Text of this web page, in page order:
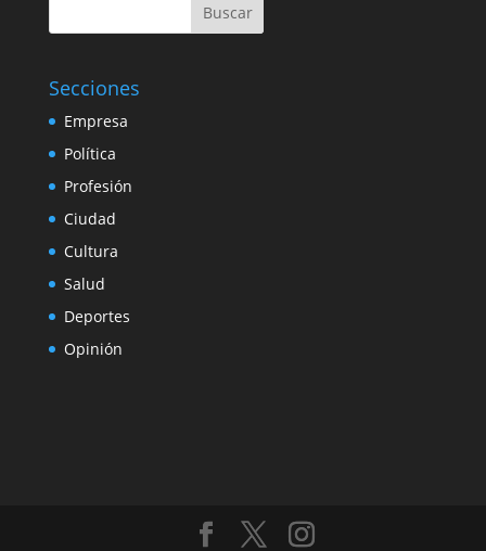
Buscar
Secciones
Empresa
Política
Profesión
Ciudad
Cultura
Salud
Deportes
Opinión